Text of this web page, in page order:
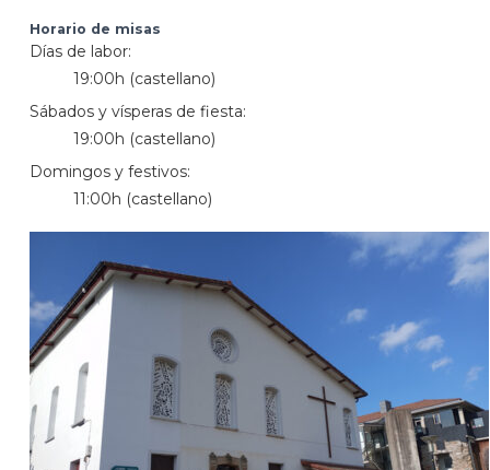
Horario de misas
Días de labor:
19:00h (castellano)
Sábados y vísperas de fiesta:
19:00h (castellano)
Domingos y festivos:
11:00h (castellano)